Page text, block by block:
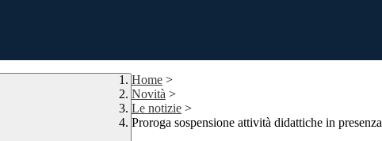
Home >
Novità >
Le notizie >
Proroga sospensione attività didattiche in presenza